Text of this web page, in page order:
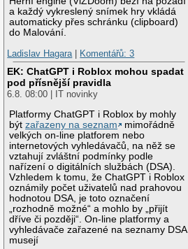
a každý vykreslený snímek hry vkládá
automaticky přes schránku (clipboard)
do Malování.
Ladislav Hagara
Komentářů: 3
EK: ChatGPT i Roblox mohou spadat
pod přísnější pravidla
6.8. 08:00 | IT novinky
Platformy ChatGPT i Roblox by mohly
býtzařazeny na seznam
mimořádně
velkých on-line platforem nebo
internetových vyhledávačů, na něž se
vztahují zvláštní podmínky podle
nařízení o digitálních službách (DSA).
Vzhledem k tomu, že ChatGPT i Roblox
oznámily počet uživatelů nad prahovou
hodnotou DSA, je toto označení
„rozhodně možné“ a mohlo by „přijít
dříve či později“. On-line platformy a
vyhledávače zařazené na seznamy DSA
musejí